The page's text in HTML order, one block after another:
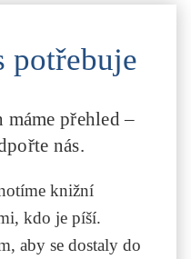
potřebuje
přehled –
nás.
knižní
kdo je píší.
aby se dostaly do